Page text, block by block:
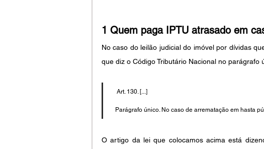
1 Quem paga IPTU atrasado em
No caso do leilão judicial do imóvel por dívidas
que diz o Código Tributário Nacional no parágrafo
Art. 130. [...]
Parágrafo único. No caso de arrematação em hasta
O artigo da lei que colocamos acima está